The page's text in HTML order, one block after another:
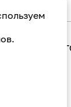
2020